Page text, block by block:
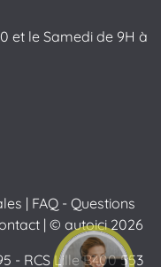
et le Samedi de 9H à
| FAQ - Questions
| © autoici 2026
- RCS Lille B400 553